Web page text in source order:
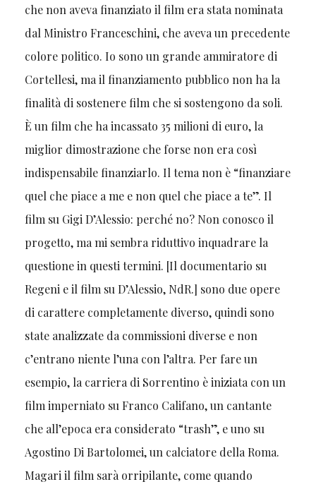
che non aveva finanziato il film era stata nominata
dal Ministro Franceschini, che aveva un precedente
colore politico. Io sono un grande ammiratore di
Cortellesi, ma il finanziamento pubblico non ha la
finalità di sostenere film che si sostengono da soli.
È un film che ha incassato 35 milioni di euro, la
miglior dimostrazione che forse non era così
indispensabile finanziarlo. Il tema non è “finanziare
quel che piace a me e non quel che piace a te”. Il
film su Gigi D’Alessio: perché no? Non conosco il
progetto, ma mi sembra riduttivo inquadrare la
questione in questi termini. [Il documentario su
Regeni e il film su D’Alessio, NdR.] sono due opere
di carattere completamente diverso, quindi sono
state analizzate da commissioni diverse e non
c’entrano niente l’una con l’altra. Per fare un
esempio, la carriera di Sorrentino è iniziata con un
film imperniato su Franco Califano, un cantante
che all’epoca era considerato “trash”, e uno su
Agostino Di Bartolomei, un calciatore della Roma.
Magari il film sarà orripilante, come quando